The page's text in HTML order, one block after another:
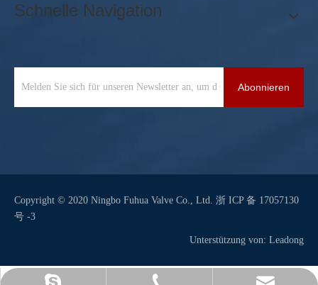
Schnelle Navigation
Abonnieren
Copyright © 2020 Ningbo Fuhua Valve Co., Ltd. 浙 ICP 备 17057130
号 -3
Unterstützung von: Leadong